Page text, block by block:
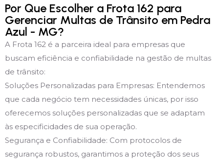
Por Que Escolher a Frota 162 para
Gerenciar Multas de Trânsito em Pedra
Azul - MG?
A Frota 162 é a parceira ideal para empresas que
buscam eficiência e confiabilidade na gestão de multas
de trânsito:
Soluções Personalizadas para Empresas: Entendemos
que cada negócio tem necessidades únicas, por isso
oferecemos soluções personalizadas que se adaptam
às especificidades de sua operação.
Segurança e Confiabilidade: Com protocolos de
segurança robustos, garantimos a proteção dos seus